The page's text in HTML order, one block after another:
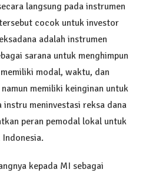
langsung pada instrumen
cocok untuk investor
adalah instrumen
sarana untuk menghimpun
modal, waktu, dan
memiliki keinginan untuk
instru meninvestasi reksa dana
peran pemodal lokal untuk
kepada MI sebagai